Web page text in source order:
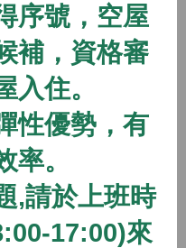
號社會住宅
號社會住宅
序號，空屋
補，資格審
入住。
性優勢，有
率。
,請於上班時
17:00)來